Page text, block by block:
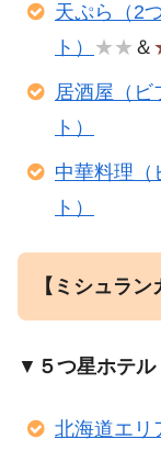
天ぷら（2
ト） ★★ ＆
居酒屋（ビ
ト）
中華料理（
ト）
【ミシュラ
▼ ５つ星ホテル
北海道エリ